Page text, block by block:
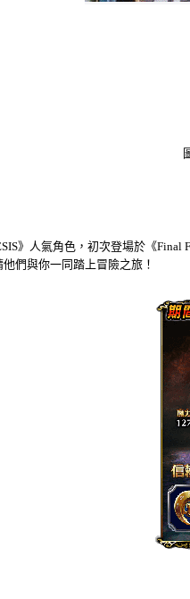
》人氣角色，初次登場於《Final
們與你一同踏上冒險之旅！